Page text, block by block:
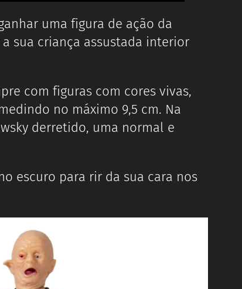
uma figura de ação da
sua criança assustada interior
com figuras com cores vivas,
no máximo 9,5 cm. Na
derretido, uma normal e
escuro para rir da sua cara nos